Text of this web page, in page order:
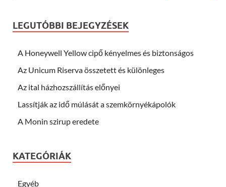
LEGUTÓBBI BEJEGYZÉSEK
A Honeywell Yellow cipő kényelmes és biztonságos
Az Unicum Riserva összetett és különleges
Az ital házhozszállítás előnyei
Lassítják az idő múlását a szemkörnyékápolók
A Monin szirup eredete
KATEGÓRIÁK
Egyéb